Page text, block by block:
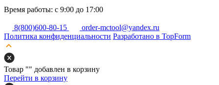
Время работы: с 9:00 до 17:00
8(800)600-80-15
order-mctool@yandex.ru
Политика конфиденциальности Разработано в TopForm
Товар "" добавлен в корзину
Перейти в корзину